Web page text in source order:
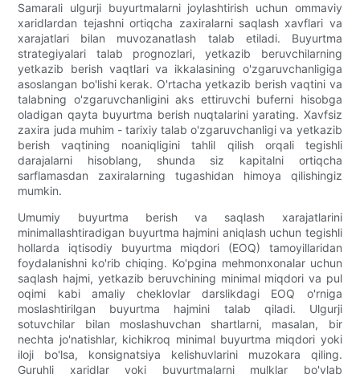
Samarali ulgurji buyurtmalarni joylashtirish uchun ommaviy
xaridlardan tejashni ortiqcha zaxiralarni saqlash xavflari va
xarajatlari bilan muvozanatlash talab etiladi. Buyurtma
strategiyalari talab prognozlari, yetkazib beruvchilarning
yetkazib berish vaqtlari va ikkalasining o'zgaruvchanligiga
asoslangan bo'lishi kerak. O'rtacha yetkazib berish vaqtini va
talabning o'zgaruvchanligini aks ettiruvchi buferni hisobga
oladigan qayta buyurtma berish nuqtalarini yarating. Xavfsiz
zaxira juda muhim - tarixiy talab o'zgaruvchanligi va yetkazib
berish vaqtining noaniqligini tahlil qilish orqali tegishli
darajalarni hisoblang, shunda siz kapitalni ortiqcha
sarflamasdan zaxiralarning tugashidan himoya qilishingiz
mumkin.
Umumiy buyurtma berish va saqlash xarajatlarini
minimallashtiradigan buyurtma hajmini aniqlash uchun tegishli
hollarda iqtisodiy buyurtma miqdori (EOQ) tamoyillaridan
foydalanishni ko'rib chiqing. Ko'pgina mehmonxonalar uchun
saqlash hajmi, yetkazib beruvchining minimal miqdori va pul
oqimi kabi amaliy cheklovlar darslikdagi EOQ o'rniga
moslashtirilgan buyurtma hajmini talab qiladi. Ulgurji
sotuvchilar bilan moslashuvchan shartlarni, masalan, bir
nechta jo'natishlar, kichikroq minimal buyurtma miqdori yoki
iloji bo'lsa, konsignatsiya kelishuvlarini muzokara qiling.
Guruhli xaridlar yoki buyurtmalarni mulklar bo'ylab